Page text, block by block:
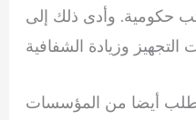
حكومية. وأدى ذلك إلى
أيضا من المؤسسات